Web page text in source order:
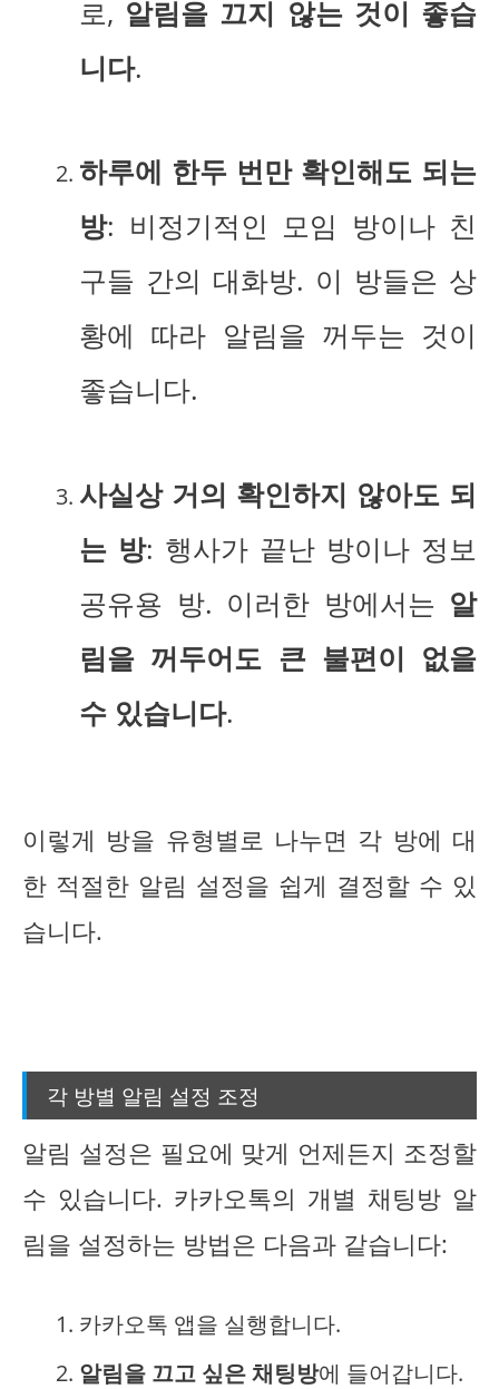
로, 알림을 끄지 않는 것이 좋습
니다.
하루에 한두 번만 확인해도 되는
방: 비정기적인 모임 방이나 친
구들 간의 대화방. 이 방들은 상
황에 따라 알림을 꺼두는 것이
좋습니다.
사실상 거의 확인하지 않아도 되
는 방: 행사가 끝난 방이나 정보
공유용 방. 이러한 방에서는 알
림을 꺼두어도 큰 불편이 없을
수 있습니다.
이렇게 방을 유형별로 나누면 각 방에 대
한 적절한 알림 설정을 쉽게 결정할 수 있
습니다.
각 방별 알림 설정 조정
알림 설정은 필요에 맞게 언제든지 조정할
수 있습니다. 카카오톡의 개별 채팅방 알
림을 설정하는 방법은 다음과 같습니다:
카카오톡 앱을 실행합니다.
알림을 끄고 싶은 채팅방에 들어갑니다.